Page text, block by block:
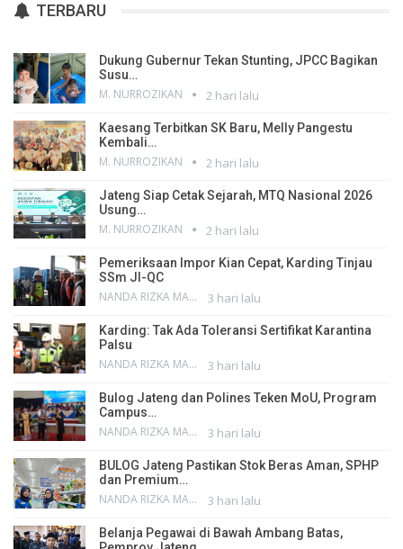
TERBARU
Dukung Gubernur Tekan Stunting, JPCC Bagikan
Susu…
M. NURROZIKAN 2 hari lalu
Kaesang Terbitkan SK Baru, Melly Pangestu
Kembali…
M. NURROZIKAN 2 hari lalu
Jateng Siap Cetak Sejarah, MTQ Nasional 2026
Usung…
M. NURROZIKAN 2 hari lalu
Pemeriksaan Impor Kian Cepat, Karding Tinjau
SSm JI-QC
NANDA RIZKA MAHENDRA 3 hari lalu
Karding: Tak Ada Toleransi Sertifikat Karantina
Palsu
NANDA RIZKA MAHENDRA 3 hari lalu
Bulog Jateng dan Polines Teken MoU, Program
Campus…
NANDA RIZKA MAHENDRA 3 hari lalu
BULOG Jateng Pastikan Stok Beras Aman, SPHP
dan Premium…
NANDA RIZKA MAHENDRA 3 hari lalu
Belanja Pegawai di Bawah Ambang Batas,